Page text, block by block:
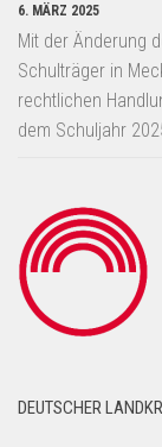
6. MÄRZ 2025
Mit der Änderung
Schulträger in
rechtlichen
dem Schuljahr
DEUTSCHER